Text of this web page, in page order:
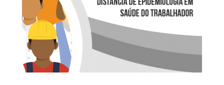
do
Trabalhador
e
da
Trabalhadora